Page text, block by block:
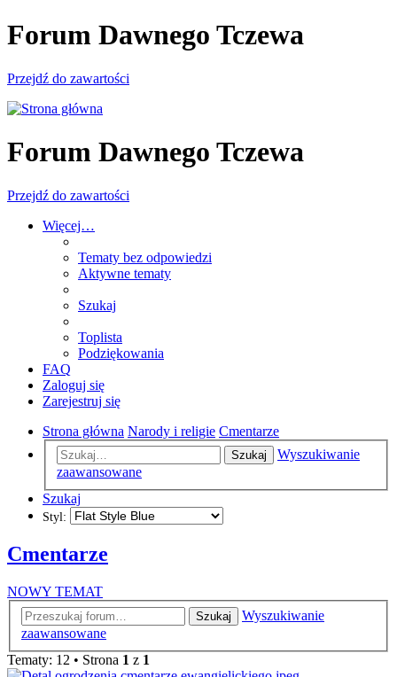
Forum Dawnego Tczewa
Przejdź do zawartości
Forum Dawnego Tczewa
Przejdź do zawartości
Więcej…
Tematy bez odpowiedzi
Aktywne tematy
Szukaj
Toplista
Podziękowania
FAQ
Zaloguj się
Zarejestruj się
Strona główna Narody i religie Cmentarze
Szukaj
Wyszukiwanie
zaawansowane
Szukaj
Styl:
Cmentarze
NOWY TEMAT
Szukaj
Wyszukiwanie
zaawansowane
Tematy: 12 • Strona 1 z 1